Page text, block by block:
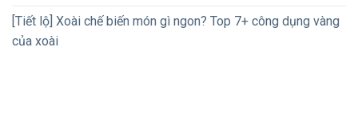
[Tiết lộ] Xoài chế biến món gì ngon? Top 7+ công dụng vàng
của xoài